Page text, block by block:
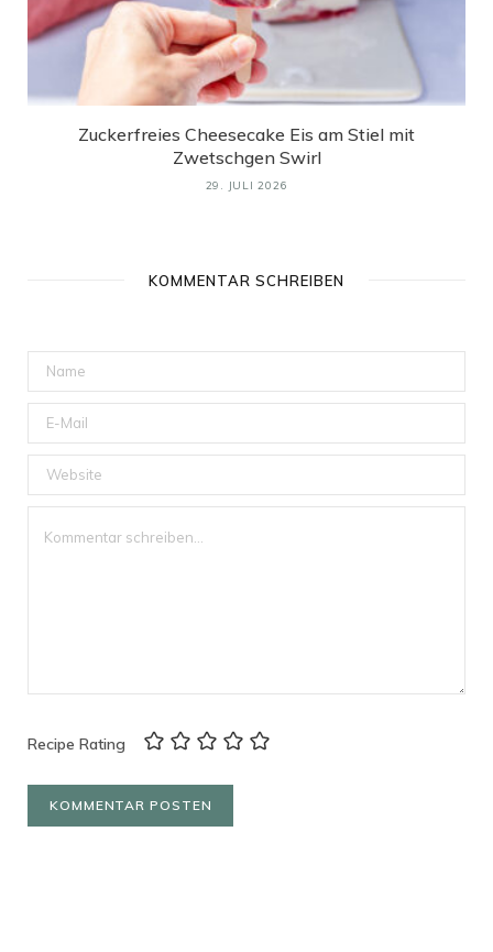
Zuckerfreies Cheesecake Eis am Stiel mit
Zwetschgen Swirl
29. JULI 2026
KOMMENTAR SCHREIBEN
Recipe Rating